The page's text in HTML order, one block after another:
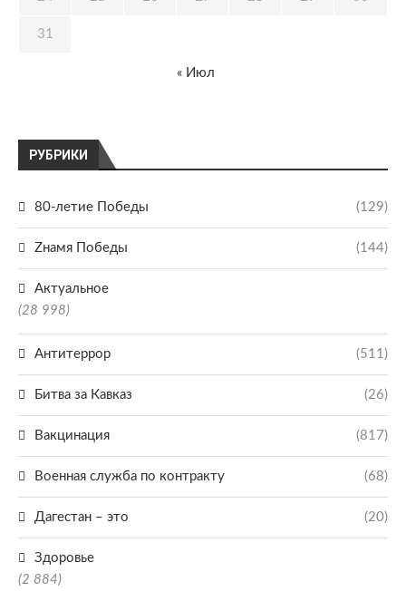
РУБРИКИ
80-летие Победы (129)
Zнамя Победы (144)
Актуальное
(28 998)
Антитеррор (511)
Битва за Кавказ (26)
Вакцинация (817)
Военная служба по контракту (68)
Дагестан – это (20)
Здоровье
(2 884)
31
« Июл